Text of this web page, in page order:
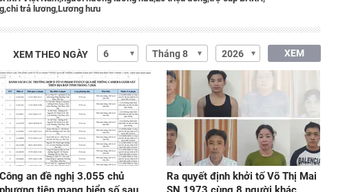
chi trả lương,Lương hưu
XEM THEO NGÀY XEM
Công an đề nghị 3.055 chủ
Ra quyết định khởi tố Võ Thị Mai